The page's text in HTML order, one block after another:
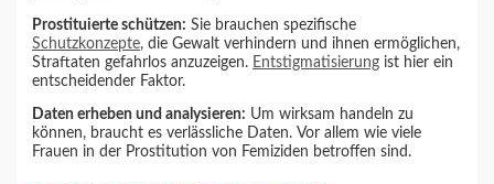
Prostituierte schützen: Sie brauchen spezifische
Schutzkonzepte, die Gewalt verhindern und ihnen ermöglichen,
Straftaten gefahrlos anzuzeigen. Entstigmatisierung ist hier ein
entscheidender Faktor.
Daten erheben und analysieren: Um wirksam handeln zu
können, braucht es verlässliche Daten. Vor allem wie viele
Frauen in der Prostitution von Femiziden betroffen sind.